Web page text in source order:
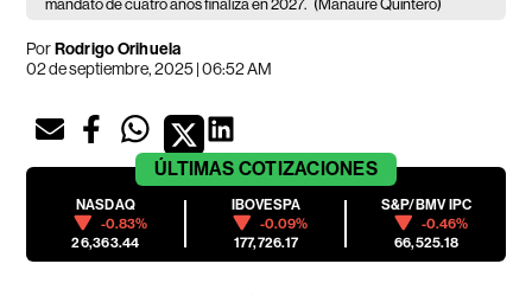
mandato de cuatro años finaliza en 2027. (Manaure Quintero)
PorRodrigo Orihuela
02 de septiembre, 2025 | 06:52 AM
ÚLTIMAS COTIZACIONES
NASDAQ
-0.83%
26,363.44
IBOVESPA
-0.09%
177,726.17
S&P/BMV IPC
-0.46%
66,525.18